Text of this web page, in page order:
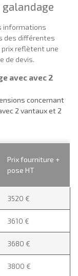
galandage
informations
des différentes
prix reflètent une
de devis.
avec avec 2
concernant
2 vantaux et 2
Prix fourniture +
pose HT
3520 €
3610 €
3680 €
3800 €